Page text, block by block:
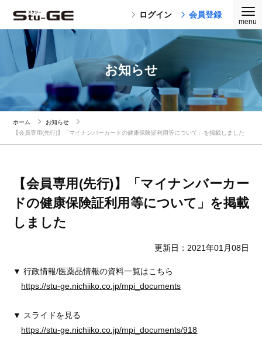
ログイン 会員登録
お知らせ
ホーム
お知らせ
【会員専用(先行)】「マイナンバーカードの健康保険証利用等について」を掲載しました
【会員専用(先行)】「マイナンバーカー
ドの健康保険証利用等について」を掲載
しました
更新日：2021年01月08日
▼ 行政情報/医薬品情報の資料一覧はこちら
https://stu-ge.nichiiko.co.jp/mpi_documents
▼ スライドを見る
https://stu-ge.nichiiko.co.jp/mpi_documents/918